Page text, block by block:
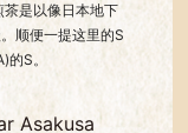
茶是以像日本地下
顺便一提这里的S
S。
Asakusa